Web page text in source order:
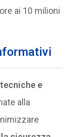
ai 10 milioni
e
alla